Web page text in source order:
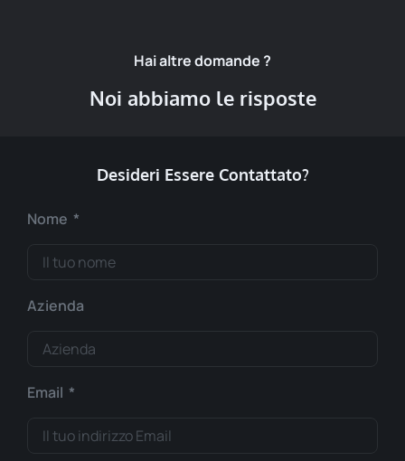
Hai altre domande ?
Noi abbiamo le risposte
Desideri Essere Contattato?
Nome
Azienda
Email